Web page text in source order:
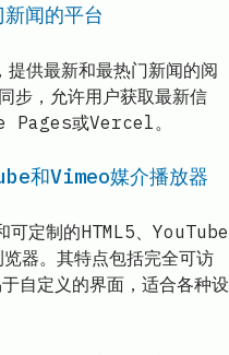
闻的平台
提供最新和最热门新闻的阅
步，允许用户获取最新信
Pages或Vercel。
和Vimeo媒介播放器
定制的HTML5、YouTube
器。其特点包括完全可访
自定义的界面，适合各种设